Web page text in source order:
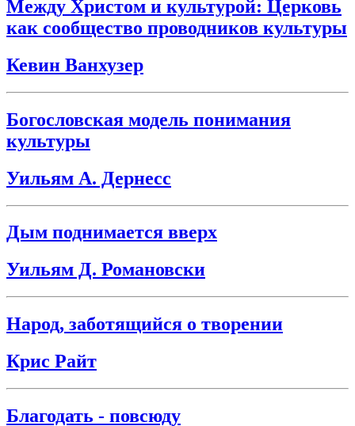
Между Христом и культурой: Церковь
как сообщество проводников культуры
Кевин Ванхузер
Богословская модель понимания
культуры
Уильям А. Дернесс
Дым поднимается вверх
Уильям Д. Романовски
Народ, заботящийся о творении
Крис Райт
Благодать - повсюду